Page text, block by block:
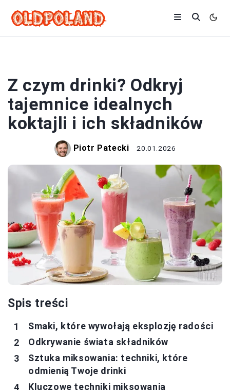
Z czym drinki? Odkryj
tajemnice idealnych
koktajli i ich składników
Piotr Patecki 20.01.2026
Spis treści
Smaki, które wywołają eksplozję radości
Odkrywanie świata składników
Sztuka miksowania: techniki, które
odmienią Twoje drinki
Kluczowe techniki miksowania